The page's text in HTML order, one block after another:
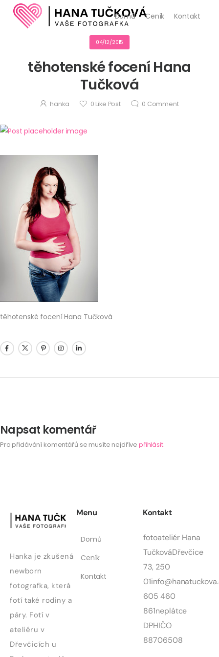
Domů Ceník Kontakt
04/12/2015
těhotenské focení Hana
Tučková
hanka 0 Like Post 0 Comment
těhotenské focení Hana Tučková
Napsat komentář
Pro přidávání komentářů se musíte nejdříve přihlásit.
Hanka je zkušená
newborn
fotografka, která
fotí také rodiny a
páry. Fotí v
ateliéru v
Dřevčicích u
Menu
Domů
Ceník
Kontakt
Kontakt
fotoateliér Hana
TučkováDřevčice
73, 250
01
605 460
861neplátce
DPHIČO
88706508